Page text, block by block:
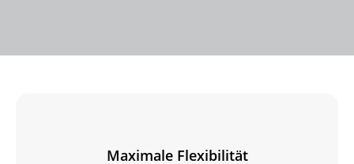
Maximale Flexibilität